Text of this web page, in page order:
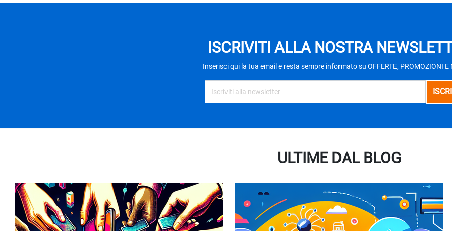
ISCRIVITI ALLA NOSTRA
Inserisci qui la tua email e resta sempre informato su OFFERTE, PROMOZIONI E
ULTIME DAL BLOG